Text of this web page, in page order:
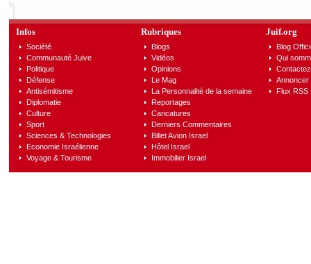
Infos
Société
Communauté Juive
Politique
Défense
Antisémitisme
Diplomatie
Culture
Sport
Sciences & Technologies
Economie Israélienne
Voyage & Tourisme
Rubriques
Blogs
Vidéos
Opinions
Le Mag
La Personnalité de la semaine
Reportages
Caricatures
Derniers Commentaires
Billet Avion Israel
Hôtel Israel
Immobilier Israel
Juif.org
Blog
Qui
Annoncer
Flux RSS